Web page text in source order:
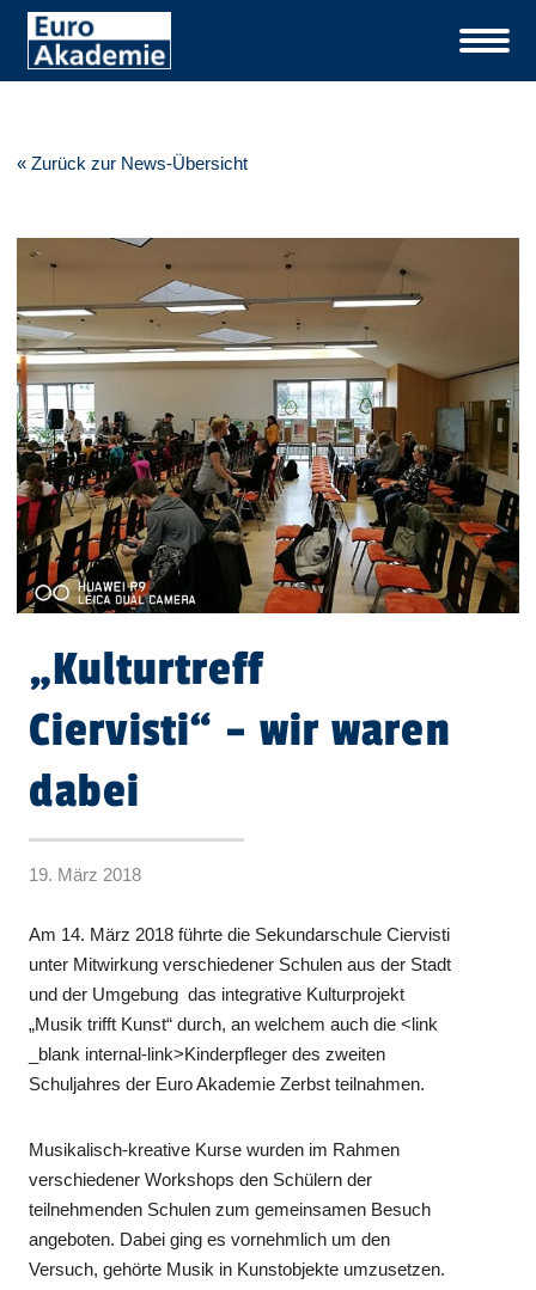
« Zurück zur News-Übersicht
„Kulturtreff
Ciervisti“ – wir waren
dabei
19. März 2018
Am 14. März 2018 führte die Sekundarschule Ciervisti
unter Mitwirkung verschiedener Schulen aus der Stadt
und der Umgebung das integrative Kulturprojekt
„Musik trifft Kunst“ durch, an welchem auch die <link
_blank internal-link>Kinderpfleger des zweiten
Schuljahres der Euro Akademie Zerbst teilnahmen.
Musikalisch-kreative Kurse wurden im Rahmen
verschiedener Workshops den Schülern der
teilnehmenden Schulen zum gemeinsamen Besuch
angeboten. Dabei ging es vornehmlich um den
Versuch, gehörte Musik in Kunstobjekte umzusetzen.